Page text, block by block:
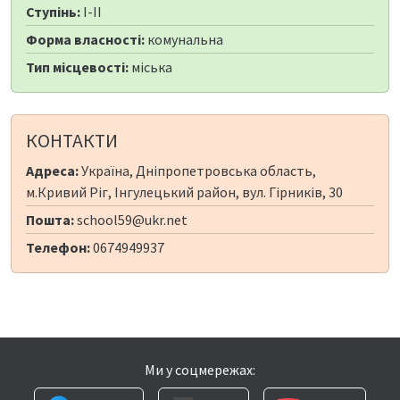
Ступінь: I-II
Форма власності: комунальна
Тип місцевості: міська
КОНТАКТИ
Адреса:Україна, Дніпропетровська область,
м.Кривий Ріг, Інгулецький район, вул. Гірників, 30
Пошта:school59@ukr.net
Телефон:0674949937
Ми у соцмережах: